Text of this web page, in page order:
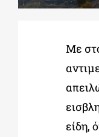
ΕΚΠΑΙΔΕΥΤΙΚΑ ΙΔΡΥΜΑΤΑ
ΠΟΛΙΤΙΣΤΙΚΟΙ ΦΟΡΕΙΣ
Με
είδη,